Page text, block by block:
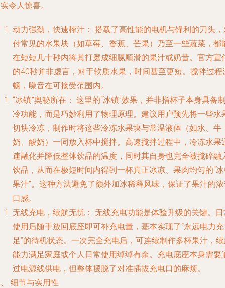
令人惊喜。
动力强劲，快速榨汁： 搭载了高性能的电机与锋利的刀头
付常见的水果块（如草莓、香蕉、芒果）乃至一些蔬菜，都
在短短几十秒内将其打磨成细腻顺滑的果汁或奶昔。官方宣
的40秒并非虚言，对于软质水果，时间甚至更短。搅拌过程
畅，噪音在可接受范围内。
“冰镇”奥秘所在： 这里的“冰镇”效果，并非指杯子本身具备
冷功能，而是巧妙利用了物理原理。建议用户预先将一些水
切块冷冻，制作时将这些冷冻水果块与常温液体（如水、牛
奶、酸奶）一同放入杯中搅拌。高速搅拌过程中，冷冻水果
速融化并降低整体饮品的温度，同时其自身也完全被搅碎融
饮品，从而在极短时间内得到一杯真正冰凉、果肉均匀的“
果汁”。这种方法避免了额外加冰稀释风味，保证了果汁的
口感。
无线充电，续航无忧： 无线充电功能是体验升级的关键。
使用后随手放回底座即可补充电量，基本实现了“永远电力充
足”的待机状态。一次完全充电后，可连续制作多杯果汁，
能力满足家庭或个人日常使用绰绰有余。充电底座本身需要
过电源线供电，但整体摆脱了对准插拔充电口的麻烦。
细节与实用性